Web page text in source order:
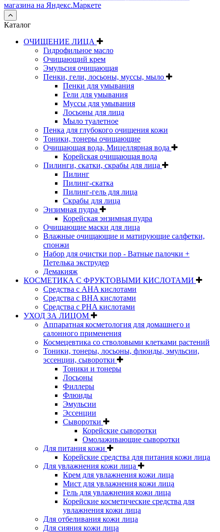
Каталог
ОЧИЩЕНИЕ ЛИЦА
Гидрофильное масло
Очищающий крем
Эмульсия очищающая
Пенки, гели, лосьоны, муссы, мыло
Пенки для умывания
Гели для умывания
Муссы для умывания
Лосьоны для лица
Мыло туалетное
Пенка для глубокого очищения кожи
Тоники, тонеры очищающие
Очищающая вода, Мицеллярная вода
Корейская очищающая вода
Пилинги, скатки, скрабы для лица
Пилинг
Пилинг-скатка
Пилинг-гель для лица
Скрабы для лица
Энзимная пудра
Корейская энзимная пудра
Очищающие маски для лица
Влажные очищающие и матирующие салфетки,
спонжи
Набор для очистки пор - Ватные палочки +
Петелька экструдер
Демакияж
КОСМЕТИКА С ФРУКТОВЫМИ КИСЛОТАМИ
Средства с AHA кислотами
Средства с BHA кислотами
Средства с PHA кислотами
УХОД ЗА ЛИЦОМ
Аппаратная косметология для домашнего и
салонного применения
Космецевтика со стволовыми клетками растений
Тоники, тонеры, лосьоны, флюиды, эмульсии,
эссенции, сыворотки
Тоники и тонеры
Лосьоны
Филлеры
Флюиды
Эмульсии
Эссенции
Сыворотки
Корейские сыворотки
Омолаживающие сыворотки
Для питания кожи
Корейские средства для питания кожи лица
Для увлажнения кожи лица
Крем для увлажнения кожи лица
Мист для увлажнения кожи лица
Гель для увлажнения кожи лица
Корейские косметические средства для
увлажнения кожи лица
Для отбеливания кожи лица
Для сияния кожи лица